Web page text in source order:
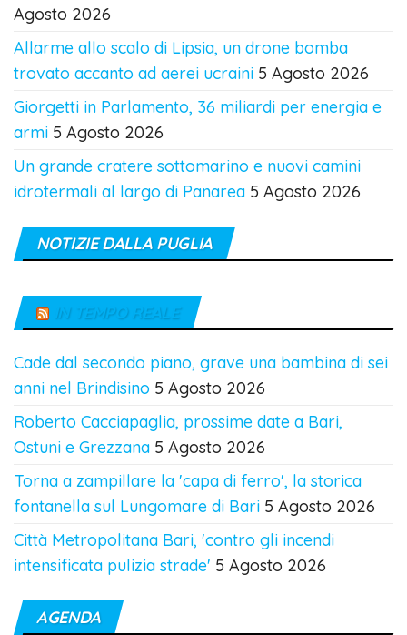
Agosto 2026
Allarme allo scalo di Lipsia, un drone bomba
trovato accanto ad aerei ucraini 5 Agosto 2026
Giorgetti in Parlamento, 36 miliardi per energia e
armi 5 Agosto 2026
Un grande cratere sottomarino e nuovi camini
idrotermali al largo di Panarea 5 Agosto 2026
NOTIZIE DALLA PUGLIA
IN TEMPO REALE
Cade dal secondo piano, grave una bambina di sei
anni nel Brindisino 5 Agosto 2026
Roberto Cacciapaglia, prossime date a Bari,
Ostuni e Grezzana 5 Agosto 2026
Torna a zampillare la 'capa di ferro', la storica
fontanella sul Lungomare di Bari 5 Agosto 2026
Città Metropolitana Bari, 'contro gli incendi
intensificata pulizia strade' 5 Agosto 2026
AGENDA